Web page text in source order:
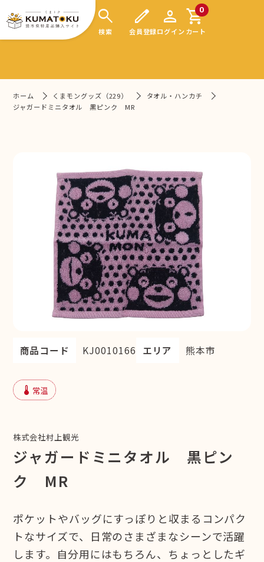
search
検索
edit
会員登録
person
ログイン
0
shopping_cart
カート
ホーム くまモングッズ（229）
タオル・ハンカチ
ジャガードミニタオル 黒ピンク MR
商品コード KJ0010166 エリア 熊本市
device_thermostat 常温
株式会社村上観光
ジャガードミニタオル 黒ピン
ク MR
ポケットやバッグにすっぽりと収まるコンパク
トなサイズで、日常のさまざまなシーンで活躍
します。自分用にはもちろん、ちょっとしたギ